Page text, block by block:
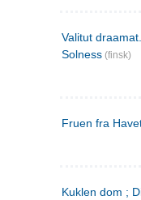
Valitut
Solness (finsk)
Fruen fra
Kuklen dom ;